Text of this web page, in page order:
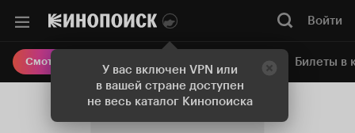
У вас включен VPN или
в вашей стране доступен
не весь каталог Кинопоиска
Войти
Смотреть кино Онлайн-кинотеатр Билеты в